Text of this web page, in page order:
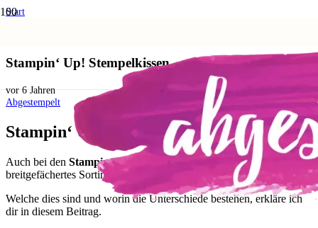
Start
Stampin‘ Up! Stempelkissen
vor 6 Jahren
Abgestempelt
Stampin‘ Up! Stempelkissen
Auch bei den Stampin‘ Up! Stempelkissen , steht dir ein
breitgefächertes Sortiment mit allerlei Farben zur Auswahl.
Welche dies sind und worin die Unterschiede bestehen, erkläre ich
dir in diesem Beitrag.